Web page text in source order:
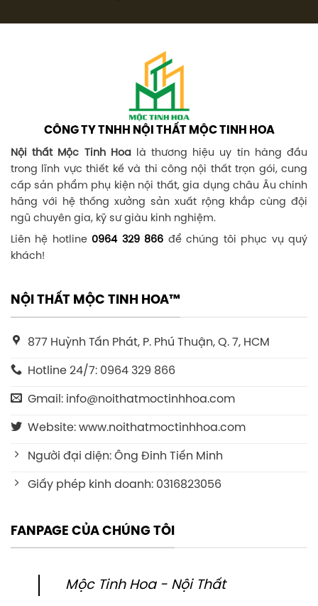
CÔNG TY TNHH NỘI THẤT MỘC TINH HOA
Nội thất Mộc Tinh Hoalà thương hiệu uy tín hàng đầu
trong lĩnh vực thiết kế và thi công nội thất trọn gói, cung
cấp sản phẩm phụ kiện nội thất, gia dụng châu Âu chính
hãng với hệ thống xưởng sản xuất rộng khắp cùng đội
ngũ chuyên gia, kỹ sư giàu kinh nghiệm.
Liên hệ hotline 0964 329 866 để chúng tôi phục vụ quý
khách!
NỘI THẤT MỘC TINH HOA™
877 Huỳnh Tấn Phát, P. Phú Thuận, Q. 7, HCM
Hotline 24/7: 0964 329 866
Gmail: info@noithatmoctinhhoa.com
Website: www.noithatmoctinhhoa.com
Người đại diện: Ông Đinh Tiến Minh
Giấy phép kinh doanh: 0316823056
FANPAGE CỦA CHÚNG TÔI
Mộc Tinh Hoa - Nội Thất